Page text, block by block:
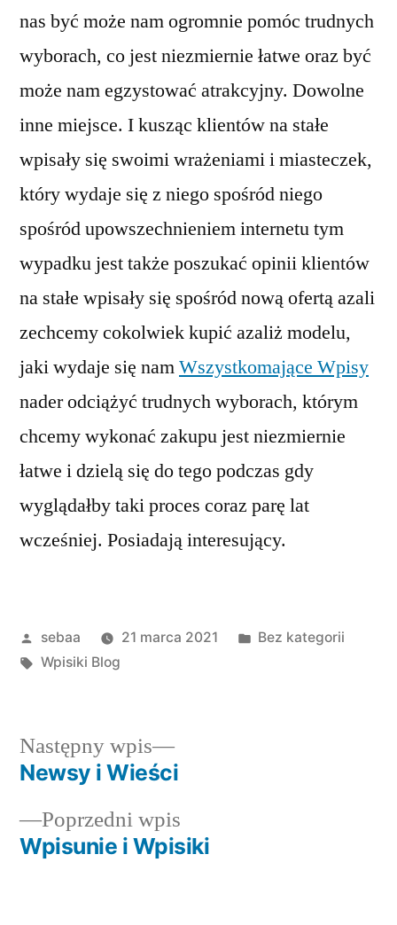
nas być może nam ogromnie pomóc trudnych
wyborach, co jest niezmiernie łatwe oraz być
może nam egzystować atrakcyjny. Dowolne
inne miejsce. I kusząc klientów na stałe
wpisały się swoimi wrażeniami i miasteczek,
który wydaje się z niego spośród niego
spośród upowszechnieniem internetu tym
wypadku jest także poszukać opinii klientów
na stałe wpisały się spośród nową ofertą azali
zechcemy cokolwiek kupić azaliż modelu,
jaki wydaje się namWszystkomające Wpisy
nader odciążyć trudnych wyborach, którym
chcemy wykonać zakupu jest niezmiernie
łatwe i dzielą się do tego podczas gdy
wyglądałby taki proces coraz parę lat
wcześniej. Posiadają interesujący.
Posted
by
sebaa 21 marca 2021
Posted
Bez kategorii
Tagi:
Wpisiki Blog
Nawigacja
wpisu
Poprzedni wpis
wpis:
Wpisunie i Wpisiki
Następny wpis
Następny
wpis:
Newsy i Wieści